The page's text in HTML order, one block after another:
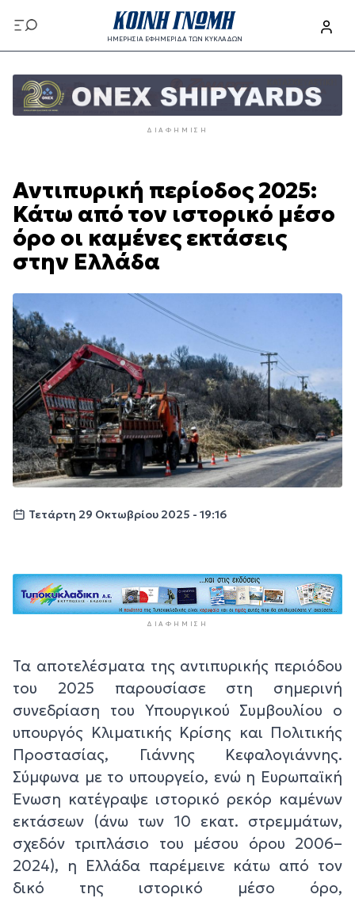
προς
το
περιεχόμενο
ΗΜΕΡΗΣΙΑ ΕΦΗΜΕΡΙΔΑ ΤΩΝ ΚΥΚΛΑΔΩΝ
προς
κυρίως
ΔΙΑΦΉΜΙΣΗ
Αντιπυρική περίοδος 2025:
Κάτω από τον ιστορικό μέσο
όρο οι καμένες εκτάσεις
στην Ελλάδα
Τετάρτη 29 Οκτωβρίου 2025 - 19:16
ΔΙΑΦΉΜΙΣΗ
Τα αποτελέσματα της αντιπυρικής περιόδου
του 2025 παρουσίασε στη σημερινή
συνεδρίαση του Υπουργικού Συμβουλίου ο
υπουργός Κλιματικής Κρίσης και Πολιτικής
Προστασίας, Γιάννης Κεφαλογιάννης.
Σύμφωνα με το υπουργείο, ενώ η Ευρωπαϊκή
Ένωση κατέγραψε ιστορικό ρεκόρ καμένων
εκτάσεων (άνω των 10 εκατ. στρεμμάτων,
σχεδόν τριπλάσιο του μέσου όρου 2006–
2024), η Ελλάδα παρέμεινε κάτω από τον
δικό της ιστορικό μέσο όρο,